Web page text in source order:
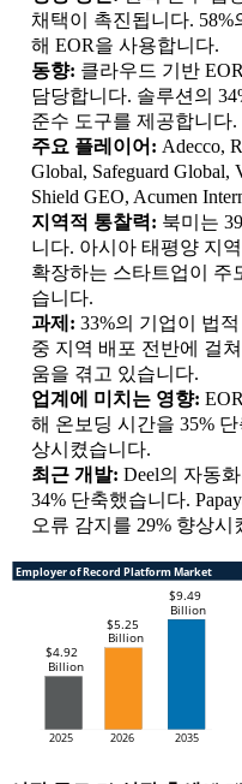
채택이 촉진됩니다.
해 EOR을 사용합니다.
동향: 클라우드 기반
담당합니다. 솔루션의
준수 도구를 제공합니다.
주요 플레이어: Adecco,
Global, Safeguard
Shield GEO, Acumen
지역적 통찰력: 북미는
니다. 아시아 태평양 지
확장하는 스타트업이 주
습니다.
과제: 33%의 기업이 법
중 지역 배포 전반에 걸
움을 겪고 있습니다.
업계에 미치는 영향:
해 온보딩 시간을 35%
상시켰습니다.
최근 개발: Deel의 자동
34% 단축했습니다.
오류 감지를 29% 향상시